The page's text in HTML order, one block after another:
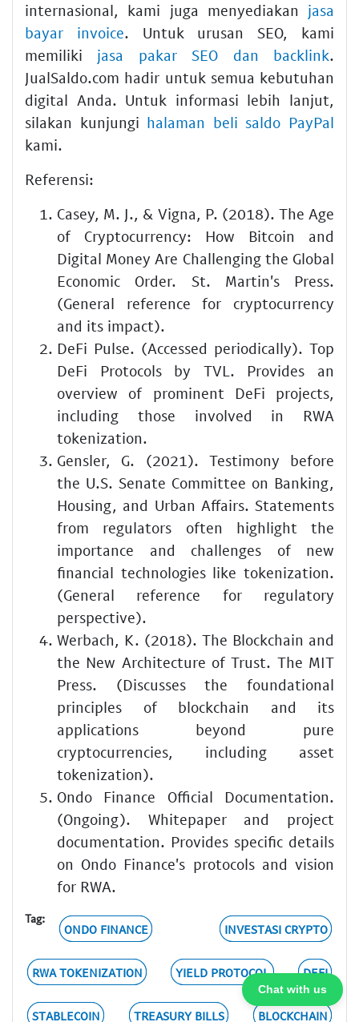
internasional, kami juga menyediakan jasa
bayar invoice. Untuk urusan SEO, kami
memiliki jasa pakar SEO dan backlink.
JualSaldo.com hadir untuk semua kebutuhan
digital Anda. Untuk informasi lebih lanjut,
silakan kunjungi halaman beli saldo PayPal
kami.
Referensi:
Casey, M. J., & Vigna, P. (2018). The Age
of Cryptocurrency: How Bitcoin and
Digital Money Are Challenging the Global
Economic Order. St. Martin's Press.
(General reference for cryptocurrency
and its impact).
DeFi Pulse. (Accessed periodically). Top
DeFi Protocols by TVL. Provides an
overview of prominent DeFi projects,
including those involved in RWA
tokenization.
Gensler, G. (2021). Testimony before
the U.S. Senate Committee on Banking,
Housing, and Urban Affairs. Statements
from regulators often highlight the
importance and challenges of new
financial technologies like tokenization.
(General reference for regulatory
perspective).
Werbach, K. (2018). The Blockchain and
the New Architecture of Trust. The MIT
Press. (Discusses the foundational
principles of blockchain and its
applications beyond pure
cryptocurrencies, including asset
tokenization).
Ondo Finance Official Documentation.
(Ongoing). Whitepaper and project
documentation. Provides specific details
on Ondo Finance's protocols and vision
for RWA.
Tag:
ONDO FINANCE INVESTASI CRYPTO
RWA TOKENIZATION YIELD PROTOCOL DEFI
STABLECOIN TREASURY BILLS BLOCKCHAIN
Chat with us